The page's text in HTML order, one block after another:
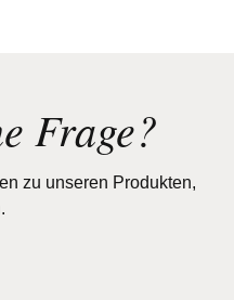
Frage?
zu unseren Produkten,